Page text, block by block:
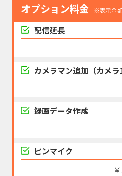
オプション料金 ※表示金額
配信延長
カメラマン追加（カメラ
録画データ作成
ピンマイク